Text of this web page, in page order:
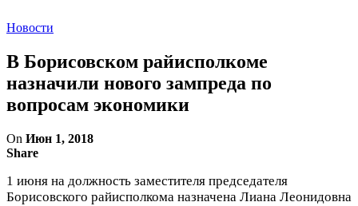
Новости
В Борисовском райисполкоме
назначили нового зампреда по
вопросам экономики
On Июн 1, 2018
Share
1 июня на должность заместителя председателя
Борисовского райисполкома назначена Лиана Леонидовна